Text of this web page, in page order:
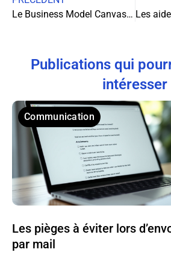
Le Business Model Canvas : un outil incontournable pour les entrepreneurs
Publications qui
intéresser
Communication
Les pièges à éviter lors
par mail